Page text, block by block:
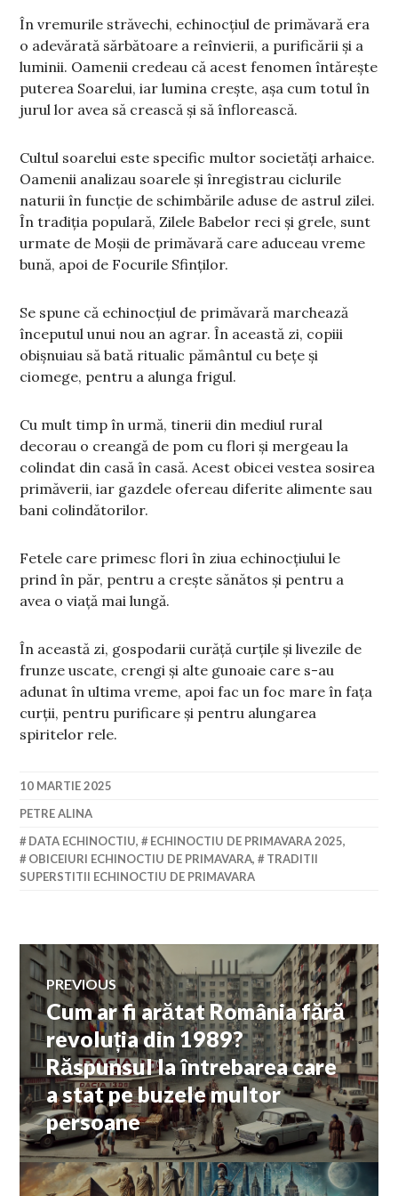
În vremurile străvechi, echinocțiul de primăvară era
o adevărată sărbătoare a reînvierii, a purificării și a
luminii. Oamenii credeau că acest fenomen întărește
puterea Soarelui, iar lumina crește, așa cum totul în
jurul lor avea să crească și să înflorească.
Cultul soarelui este specific multor societăți arhaice.
Oamenii analizau soarele şi înregistrau ciclurile
naturii în funcţie de schimbările aduse de astrul zilei.
În tradiția populară, Zilele Babelor reci și grele, sunt
urmate de Moșii de primăvară care aduceau vreme
bună, apoi de Focurile Sfinților.
Se spune că echinocțiul de primăvară marchează
începutul unui nou an agrar. În această zi, copiii
obișnuiau să bată ritualic pământul cu bețe și
ciomege, pentru a alunga frigul.
Cu mult timp în urmă, tinerii din mediul rural
decorau o creangă de pom cu flori și mergeau la
colindat din casă în casă. Acest obicei vestea sosirea
primăverii, iar gazdele ofereau diferite alimente sau
bani colindătorilor.
Fetele care primesc flori în ziua echinocțiului le
prind în păr, pentru a crește sănătos și pentru a
avea o viață mai lungă.
În această zi, gospodarii curăță curțile și livezile de
frunze uscate, crengi și alte gunoaie care s-au
adunat în ultima vreme, apoi fac un foc mare în fața
curții, pentru purificare și pentru alungarea
spiritelor rele.
10 MARTIE 2025
PETRE ALINA
DATA ECHINOCTIU, ECHINOCTIU DE PRIMAVARA 2025,
OBICEIURI ECHINOCTIU DE PRIMAVARA,
TRADITII
SUPERSTITII ECHINOCTIU DE PRIMAVARA
Navigare
în
articole
PREVIOUS
Previous
post:
Cum ar fi arătat România fără
revoluția din 1989?
Răspunsul la întrebarea care
a stat pe buzele multor
persoane